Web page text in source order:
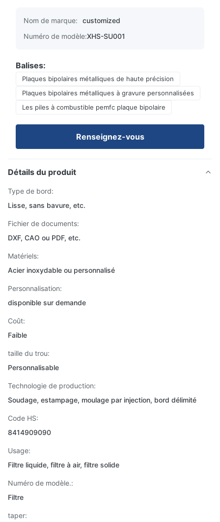
Nom de marque:
customized
Numéro de modèle:XHS-SU001
Balises:
Plaques bipolaires métalliques de haute précision
Plaques bipolaires métalliques à gravure personnalisées
Les piles à combustible pemfc plaque bipolaire
Renseignez-vous
Détails du produit
Type de bord:
Lisse, sans bavure, etc.
Fichier de documents:
DXF, CAO ou PDF, etc.
Matériels:
Acier inoxydable ou personnalisé
Personnalisation:
disponible sur demande
Coût:
Faible
taille du trou:
Personnalisable
Technologie de production:
Soudage, estampage, moulage par injection, bord délimité
Code HS:
8414909090
Usage:
Filtre liquide, filtre à air, filtre solide
Numéro de modèle.:
Filtre
taper: